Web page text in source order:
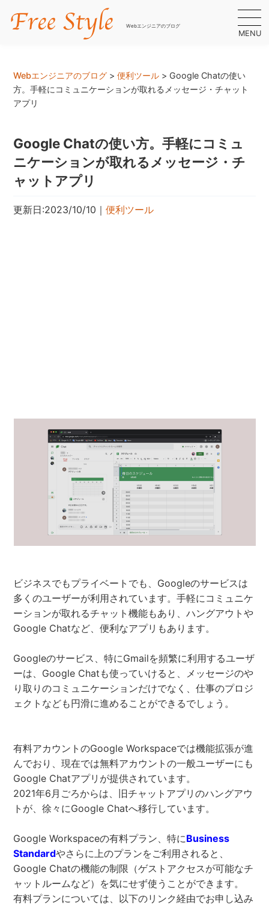
Webエンジニアのブログ
MENU
Webエンジニアのブログ >便利ツール > Google Chatの使い
方。手軽にコミュニケーションが取れるメッセージ・チャット
アプリ
Google Chatの使い方。手軽にコミュ
ニケーションが取れるメッセージ・チ
ャットアプリ
更新日:2023/10/10 ｜便利ツール
ビジネスでもプライベートでも、Googleのサービスは
多くのユーザーが利用されています。手軽にコミュニケ
ーションが取れるチャット機能もあり、ハングアウトや
Google Chatなど、便利なアプリもあります。
Googleのサービス、特にGmailを頻繁に利用するユーザ
ーは、Google Chatも使っていけると、メッセージのや
り取りのコミュニケーションだけでなく、仕事のプロジ
ェクトなども円滑に進めることができるでしょう。
有料アカウントのGoogle Workspaceでは機能拡張が進
んでおり、現在では無料アカウントの一般ユーザーにも
Google Chatアプリが提供されています。
2021年6月ごろからは、旧チャットアプリのハングアウ
トが、徐々にGoogle Chatへ移行しています。
Google Workspaceの有料プラン、特にBusiness
Standardやさらに上のプランをご利用されると、
Google Chatの機能の制限（ゲストアクセスが可能なチ
ャットルームなど）を気にせず使うことができます。
有料プランについては、以下のリンク経由でお申し込み